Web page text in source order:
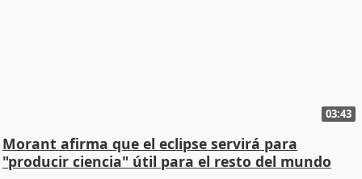
03:43
Morant afirma que el eclipse servirá para
"producir ciencia" útil para el resto del mundo